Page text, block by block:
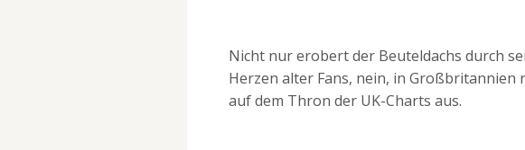
Nicht nur erobert der Beuteldachs durch
Herzen alter Fans, nein, in Großbritannien
auf dem Thron der UK-Charts aus.